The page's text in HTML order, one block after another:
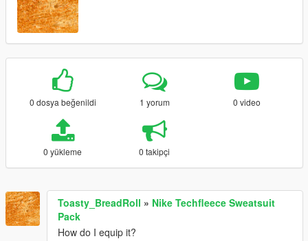
0 dosya beğenildi 1 yorum 0 video
0 yükleme 0 takipçi
Toasty_BreadRoll » Nike Techfleece Sweatsuit
Pack
How do I equip it?